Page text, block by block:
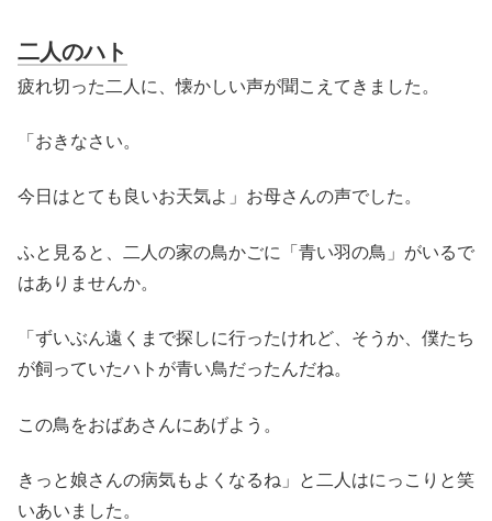
二人のハト
疲れ切った二人に、懐かしい声が聞こえてきました。
「おきなさい。
今日はとても良いお天気よ」お母さんの声でした。
ふと見ると、二人の家の鳥かごに「青い羽の鳥」がいるで
はありませんか。
「ずいぶん遠くまで探しに行ったけれど、そうか、僕たち
が飼っていたハトが青い鳥だったんだね。
この鳥をおばあさんにあげよう。
きっと娘さんの病気もよくなるね」と二人はにっこりと笑
いあいました。